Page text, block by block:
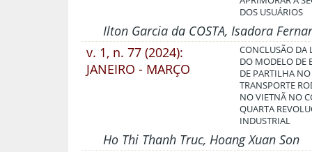
DOS USUÁRIOS
Ilton Garcia da COSTA, Isadora
v. 1, n. 77 (2024):
JANEIRO - MARÇO
CONCLUSÃO DA
DO MODELO DE
DE PARTILHA NO
TRANSPORTE
NO VIETNÃ NO
QUARTA
INDUSTRIAL
Ho Thi Thanh Truc, Hoang Xuan Son